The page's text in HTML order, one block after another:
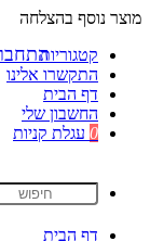
מוצר נוסף בהצלחה
קטגוריות
התקשרו אלינו
דף הבית
החשבון שלי
0 עגלת קניות
דף הבית